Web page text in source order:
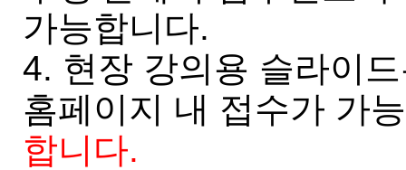
가능합니다.
4. 현장 강의용 슬라이
홈페이지 내 접수가 가
합니다.